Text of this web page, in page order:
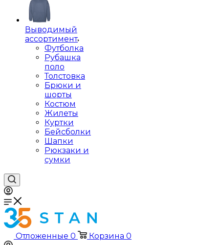
Выводимый
ассортимент
Футболка
Рубашка
поло
Толстовка
Брюки и
шорты
Костюм
Жилеты
Куртки
Бейсболки
Шапки
Рюкзаки и
сумки
Отложенные 0 Корзина 0